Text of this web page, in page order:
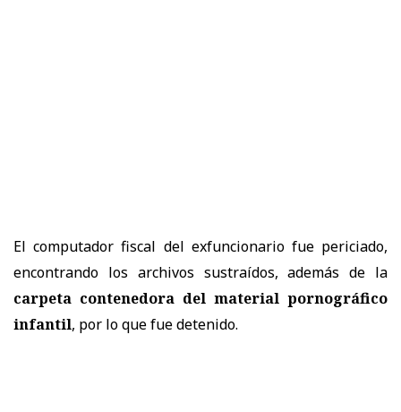
El computador fiscal del exfuncionario fue periciado,
encontrando los archivos sustraídos, además de la
carpeta contenedora del material pornográfico
infantil, por lo que fue detenido.